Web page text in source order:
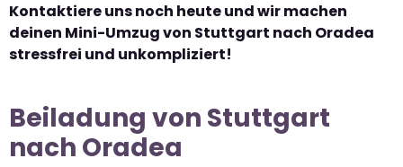
Kontaktiere uns noch heute und wir machen
deinen Mini-Umzug von Stuttgart nach Oradea
stressfrei und unkompliziert!
Beiladung von Stuttgart
nach Oradea